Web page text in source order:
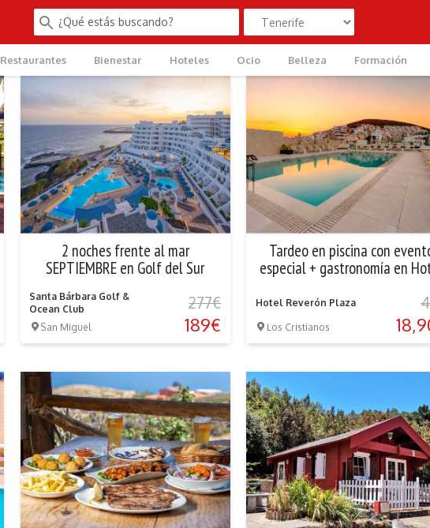
Restaurantes Bienestar Hoteles Ocio Belleza Formación
2 noches frente al mar
SEPTIEMBRE en Golf del Sur
Santa Bárbara Golf &
Ocean Club
San Miguel
277€
189€
Tardeo en piscina con
especial + gastronomía en
Hotel Reverón Plaza
Los Cristianos